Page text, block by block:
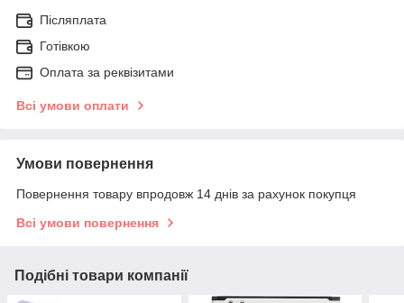
Післяплата
Готівкою
Оплата за реквізитами
Всі умови оплати
Умови повернення
Повернення товару впродовж 14 днів за рахунок покупця
Всі умови повернення
Подібні товари компанії